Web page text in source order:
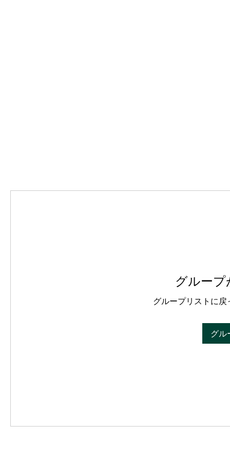
グルー
グループリストに
グル